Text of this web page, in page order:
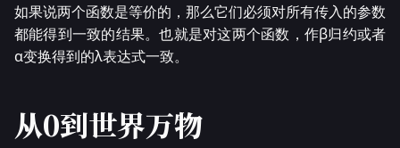
如果说两个函数是等价的，那么它们必须对所有传入的参数
都能得到一致的结果。也就是对这两个函数，作β归约或者
α变换得到的λ表达式一致。
从0到世界万物